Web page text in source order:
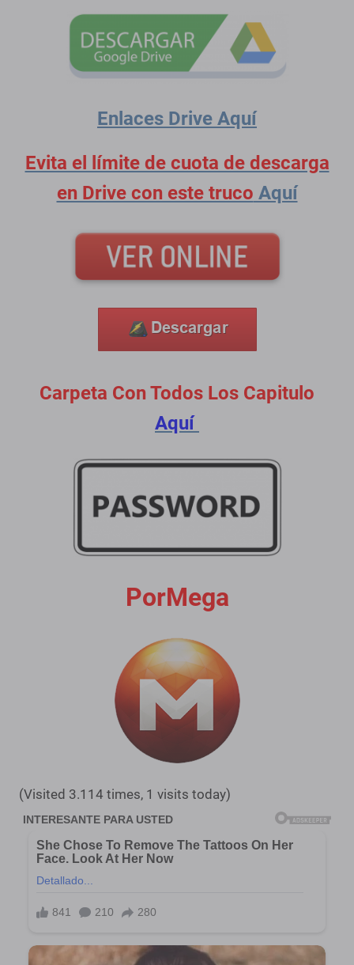
Enlaces Drive Aquí
Evita el límite de cuota de descarga
en Drive con este truco Aquí
Carpeta Con Todos Los Capitulo
Aquí
PorMega
(Visited 3.114 times, 1 visits today)